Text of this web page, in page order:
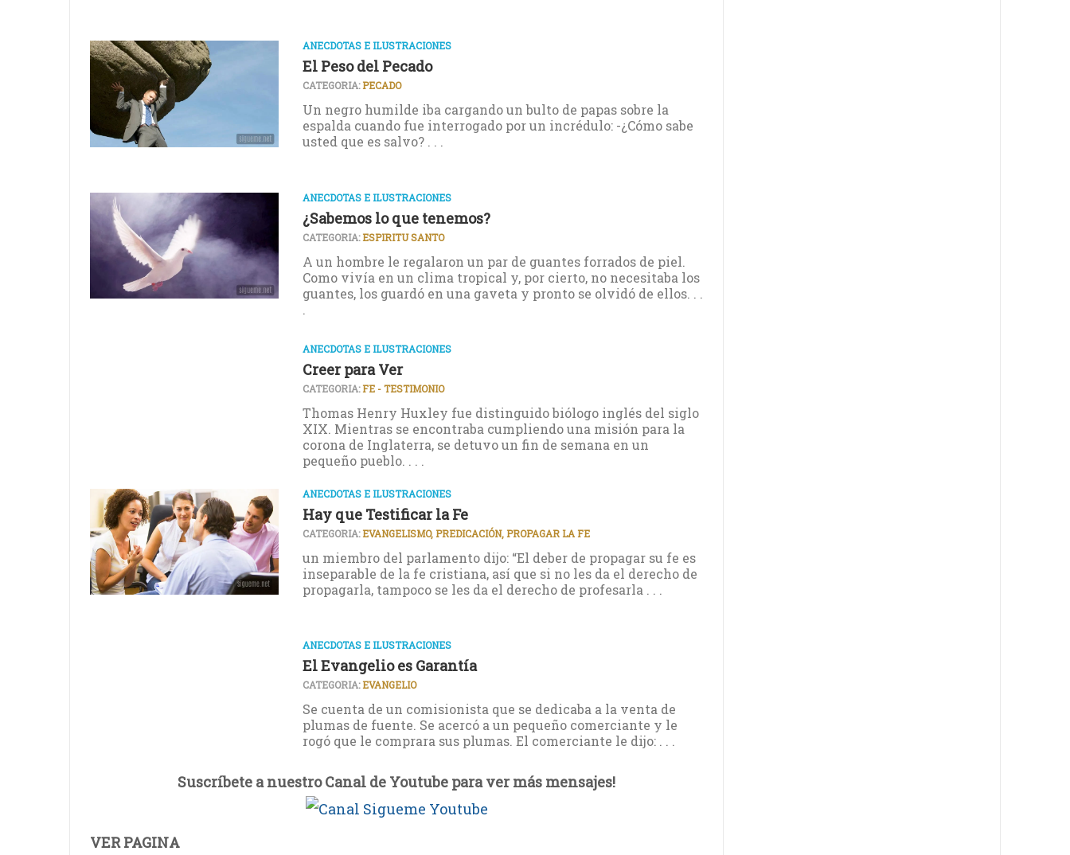
ANECDOTAS E ILUSTRACIONES
El Peso del Pecado
CATEGORIA:PECADO
Un negro humilde iba cargando un bulto de papas sobre la
espalda cuando fue interrogado por un incrédulo: -¿Cómo sabe
usted que es salvo? . . .
ANECDOTAS E ILUSTRACIONES
¿Sabemos lo que tenemos?
CATEGORIA:ESPIRITU SANTO
A un hombre le regalaron un par de guantes forrados de piel.
Como vivía en un clima tropical y, por cierto, no necesitaba los
guantes, los guardó en una gaveta y pronto se olvidó de ellos. . .
.
ANECDOTAS E ILUSTRACIONES
Creer para Ver
CATEGORIA:FE - TESTIMONIO
Thomas Henry Huxley fue distinguido biólogo inglés del siglo
XIX. Mientras se encontraba cumpliendo una misión para la
corona de Inglaterra, se detuvo un fin de semana en un
pequeño pueblo. . . .
ANECDOTAS E ILUSTRACIONES
Hay que Testificar la Fe
CATEGORIA:EVANGELISMO, PREDICACIÓN, PROPAGAR LA FE
un miembro del parlamento dijo: “El deber de propagar su fe es
inseparable de la fe cristiana, así que si no les da el derecho de
propagarla, tampoco se les da el derecho de profesarla . . .
ANECDOTAS E ILUSTRACIONES
El Evangelio es Garantía
CATEGORIA:EVANGELIO
Se cuenta de un comisionista que se dedicaba a la venta de
plumas de fuente. Se acercó a un pequeño comerciante y le
rogó que le comprara sus plumas. El comerciante le dijo: . . .
Suscríbete a nuestro Canal de Youtube para ver más mensajes!
VER PAGINA